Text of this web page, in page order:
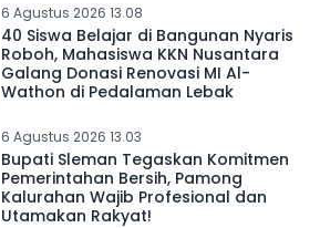
6 Agustus 2026 13.08
40 Siswa Belajar di Bangunan Nyaris
Roboh, Mahasiswa KKN Nusantara
Galang Donasi Renovasi MI Al-
Wathon di Pedalaman Lebak
6 Agustus 2026 13.03
Bupati Sleman Tegaskan Komitmen
Pemerintahan Bersih, Pamong
Kalurahan Wajib Profesional dan
Utamakan Rakyat!